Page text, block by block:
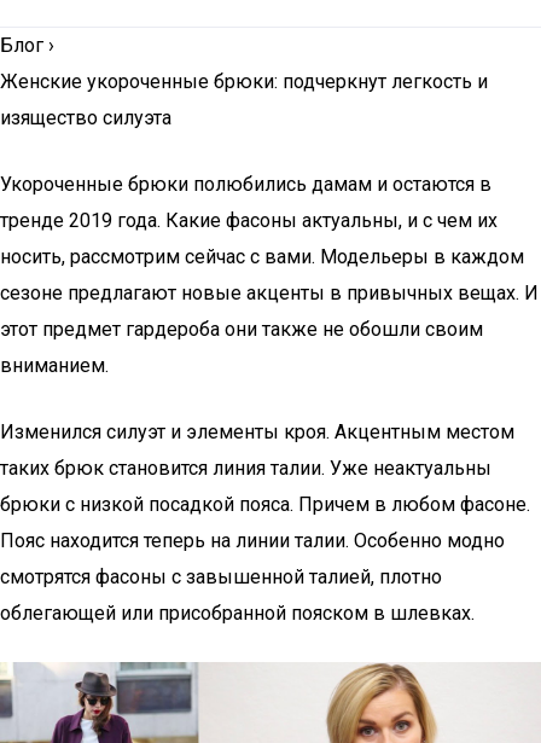
Блог ›
Женские укороченные брюки: подчеркнут легкость и
изящество силуэта
Укороченные брюки полюбились дамам и остаются в
тренде 2019 года. Какие фасоны актуальны, и с чем их
носить, рассмотрим сейчас с вами. Модельеры в каждом
сезоне предлагают новые акценты в привычных вещах. И
этот предмет гардероба они также не обошли своим
вниманием.
Изменился силуэт и элементы кроя. Акцентным местом
таких брюк становится линия талии. Уже неактуальны
брюки с низкой посадкой пояса. Причем в любом фасоне.
Пояс находится теперь на линии талии. Особенно модно
смотрятся фасоны с завышенной талией, плотно
облегающей или присобранной пояском в шлевках.